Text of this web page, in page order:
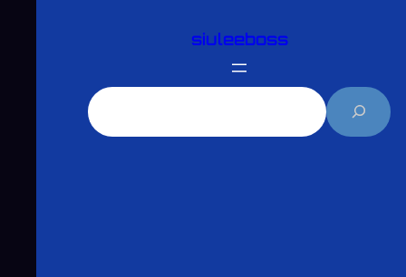
siuleeboss